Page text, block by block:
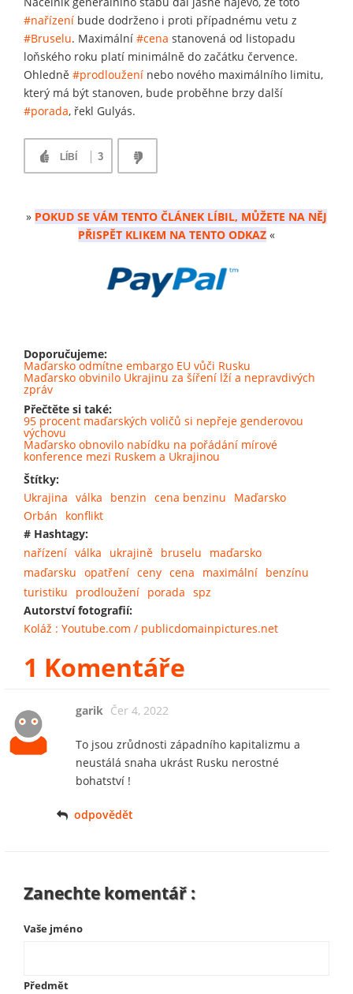
#nařízení bude dodrženo i proti případnému vetu z
#Bruselu. Maximální #cena stanovená od listopadu
loňského roku platí minimálně do začátku července.
Ohledně #prodloužení nebo nového maximálního limitu,
který má být stanoven, bude proběhne brzy další
#porada, řekl Gulyás.
LÍBÍ 3
» POKUD SE VÁM TENTO ČLÁNEK LÍBIL, MŮŽETE NA NĚJ
PŘISPĚT KLIKEM NA TENTO ODKAZ «
Doporučujeme:
Maďarsko odmítne embargo EU vůči Rusku
Maďarsko obvinilo Ukrajinu za šíření lží a nepravdivých
zpráv
Přečtěte si také:
95 procent maďarských voličů si nepřeje genderovou
výchovu
Maďarsko obnovilo nabídku na pořádání mírové
konference mezi Ruskem a Ukrajinou
Štítky:
Ukrajina válka benzin cena benzinu
Maďarsko
Orbán
konflikt
# Hashtagy:
nařízení válka ukrajině bruselu
maďarsko
maďarsku opatření ceny cena maximální benzínu
turistiku
prodloužení porada spz
Autorství fotografií:
Koláž : Youtube.com / publicdomainpictures.net
1 Komentáře
garik Čer 4, 2022
To jsou zrůdnosti západního kapitalizmu a
neustálá snaha ukrást Rusku nerostné
bohatství !
odpovědět
Zanechte komentář :
Vaše jméno
Předmět